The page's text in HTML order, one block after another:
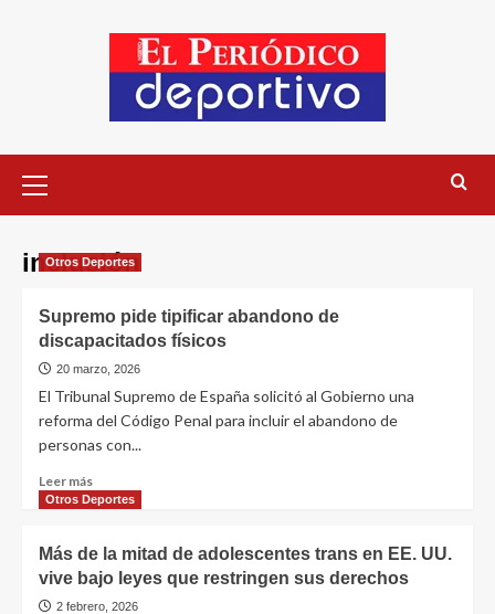
inclusión
Otros Deportes
Supremo pide tipificar abandono de
discapacitados físicos
20 marzo, 2026
El Tribunal Supremo de España solicitó al Gobierno una
reforma del Código Penal para incluir el abandono de
personas con...
Leer más
Otros Deportes
Más de la mitad de adolescentes trans en EE. UU.
vive bajo leyes que restringen sus derechos
2 febrero, 2026